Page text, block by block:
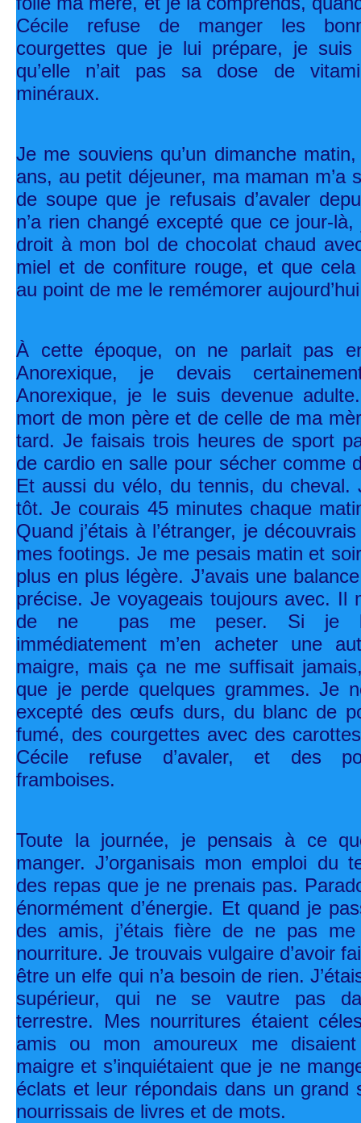
Cécile refuse de manger les
courgettes que je lui prépare, je
qu’elle n’ait pas sa dose de
minéraux.
Je me souviens qu’un dimanche
ans, au petit déjeuner, ma maman m’a
de soupe que je refusais d’avaler
n’a rien changé excepté que ce jour-là,
droit à mon bol de chocolat chaud
miel et de confiture rouge, et que cela
au point de me le remémorer
À cette époque, on ne parlait pas
Anorexique, je devais
Anorexique, je le suis devenue
mort de mon père et de celle de ma
tard. Je faisais trois heures de sport
de cardio en salle pour sécher comme
Et aussi du vélo, du tennis, du cheval.
tôt. Je courais 45 minutes chaque
Quand j’étais à l’étranger, je
mes footings. Je me pesais matin et
plus en plus légère. J’avais une
précise. Je voyageais toujours avec. Il
de ne pas me peser. Si je
immédiatement m’en acheter une
maigre, mais ça ne me suffisait
que je perde quelques grammes. Je
excepté des œufs durs, du blanc de
fumé, des courgettes avec des
Cécile refuse d’avaler, et des
framboises.
Toute la journée, je pensais à ce
manger. J’organisais mon emploi du
des repas que je ne prenais pas.
énormément d’énergie. Et quand je
des amis, j’étais fière de ne pas
nourriture. Je trouvais vulgaire d’avoir
être un elfe qui n’a besoin de rien.
supérieur, qui ne se vautre pas
terrestre. Mes nourritures étaient
amis ou mon amoureux me
maigre et s’inquiétaient que je ne
éclats et leur répondais dans un grand
nourrissais de livres et de mots.